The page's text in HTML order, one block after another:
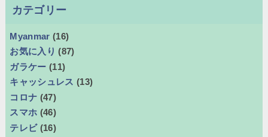
カテゴリー
Myanmar (16)
お気に入り (87)
ガラケー (11)
キャッシュレス (13)
コロナ (47)
スマホ (46)
テレビ (16)